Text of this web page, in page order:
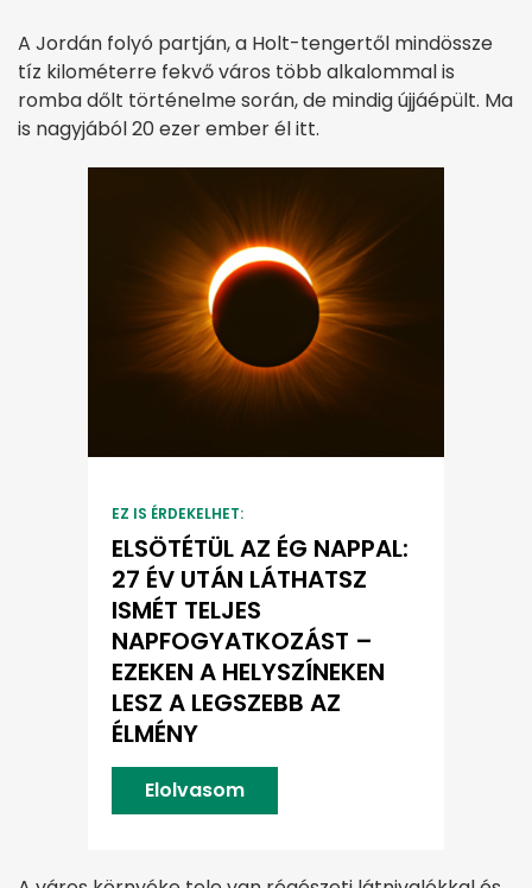
A Jordán folyó partján, a Holt-tengertől mindössze
tíz kilométerre fekvő város több alkalommal is
romba dőlt történelme során, de mindig újjáépült. Ma
is nagyjából 20 ezer ember él itt.
EZ IS ÉRDEKELHET:
ELSÖTÉTÜL AZ ÉG NAPPAL:
27 ÉV UTÁN LÁTHATSZ
ISMÉT TELJES
NAPFOGYATKOZÁST –
EZEKEN A HELYSZÍNEKEN
LESZ A LEGSZEBB AZ
ÉLMÉNY
Elolvasom